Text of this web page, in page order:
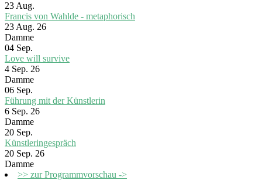
23 Aug.
Francis von Wahlde - metaphorisch
23 Aug. 26
Damme
04 Sep.
Love will survive
4 Sep. 26
Damme
06 Sep.
Führung mit der Künstlerin
6 Sep. 26
Damme
20 Sep.
Künstleringespräch
20 Sep. 26
Damme
>> zur Programmvorschau ->